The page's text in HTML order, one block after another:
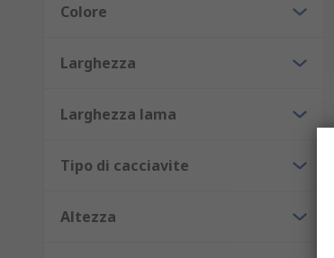
Colore
Larghezza
Larghezza lama
Tipo di cacciavite
Altezza